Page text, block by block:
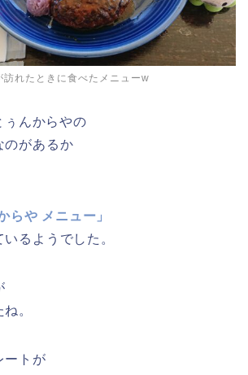
訪れたときに食べたメニューw
んからやの
のがあるか
らや メニュー」
るようでした。
。
ートが